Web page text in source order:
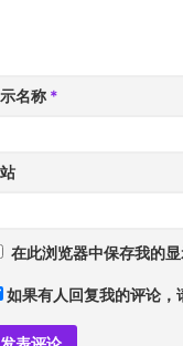
名称 *
在此浏览器中保存我的
如果有人回复我的评论，